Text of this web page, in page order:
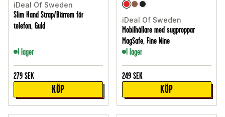
iDeal Of Sweden
Slim Hand Strap/Bärrem för
telefon, Guld
I lager
279 SEK
KÖP
iDeal Of Sweden
Mobilhållare med sugproppar
MagSafe, Fine Wine
I lager
249 SEK
KÖP